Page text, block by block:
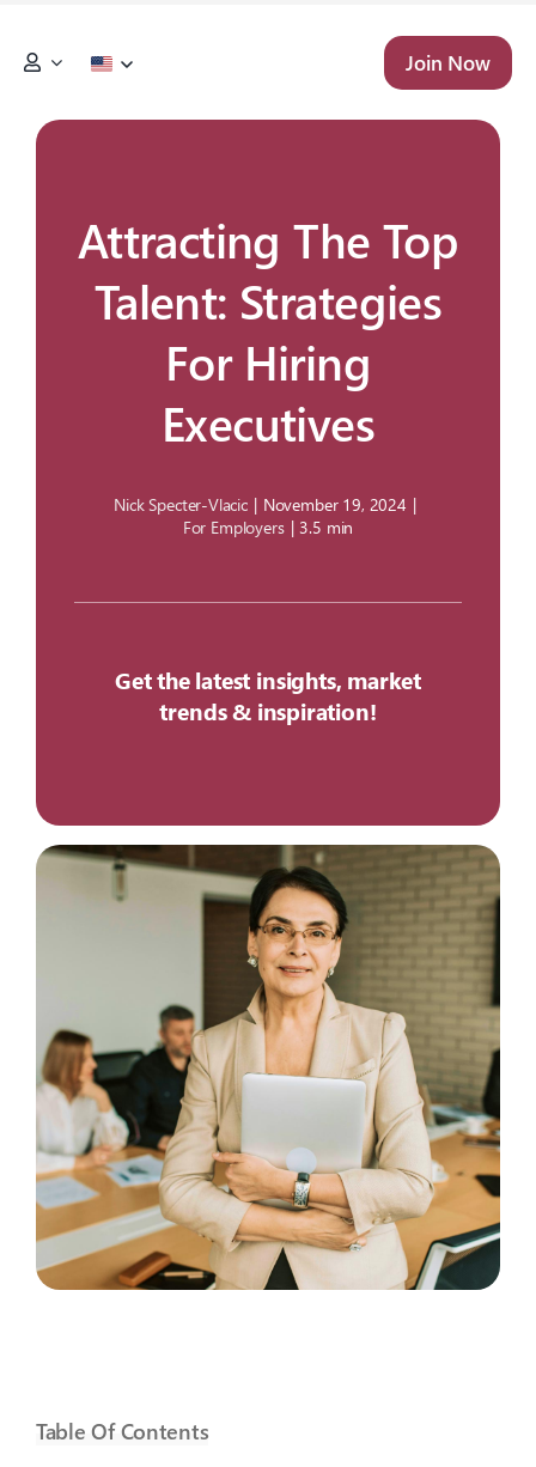
Join Now
Attracting The Top
Talent: Strategies
For Hiring
Executives
Nick Specter-Vlacic | November 19, 2024 |
For Employers | 3.5 min
Get the latest insights, market
trends & inspiration!
Table Of Contents